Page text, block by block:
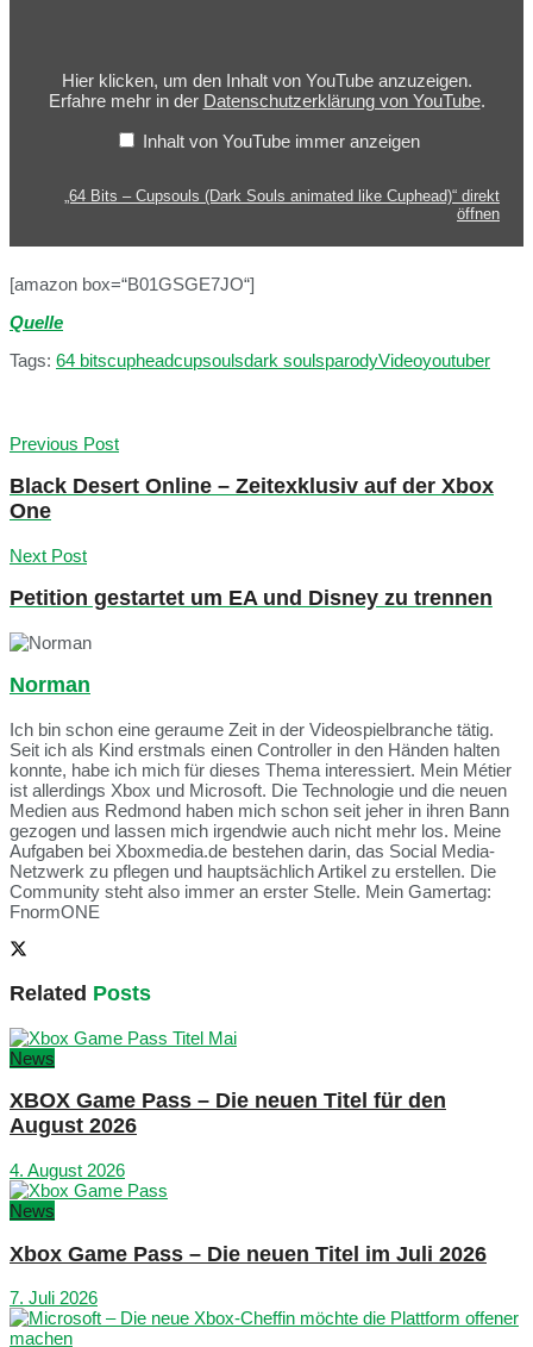
Hier klicken, um den Inhalt von YouTube anzuzeigen.
Erfahre mehr in der Datenschutzerklärung von YouTube.
Inhalt von YouTube immer anzeigen
„64 Bits – Cupsouls (Dark Souls animated like Cuphead)“ direkt
öffnen
[amazon box=“B01GSGE7JO“]
Quelle
Tags: 64 bitscupheadcupsoulsdark soulsparodyVideoyoutuber
Previous Post
Black Desert Online – Zeitexklusiv auf der Xbox
One
Next Post
Petition gestartet um EA und Disney zu trennen
Norman
Ich bin schon eine geraume Zeit in der Videospielbranche tätig.
Seit ich als Kind erstmals einen Controller in den Händen halten
konnte, habe ich mich für dieses Thema interessiert. Mein Métier
ist allerdings Xbox und Microsoft. Die Technologie und die neuen
Medien aus Redmond haben mich schon seit jeher in ihren Bann
gezogen und lassen mich irgendwie auch nicht mehr los. Meine
Aufgaben bei Xboxmedia.de bestehen darin, das Social Media-
Netzwerk zu pflegen und hauptsächlich Artikel zu erstellen. Die
Community steht also immer an erster Stelle. Mein Gamertag:
FnormONE
Related Posts
News
XBOX Game Pass – Die neuen Titel für den
August 2026
4. August 2026
News
Xbox Game Pass – Die neuen Titel im Juli 2026
7. Juli 2026